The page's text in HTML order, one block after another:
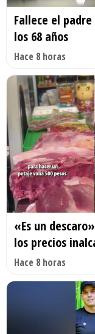
Fallece el
los 68 años
Hace 8 horas
«Es un
los precios
Hace 8 horas